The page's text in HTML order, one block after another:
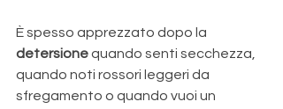
È spesso apprezzato dopo la
detersione quando senti secchezza,
quando noti rossori leggeri da
sfregamento o quando vuoi un